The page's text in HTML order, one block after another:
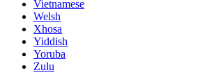
Vietnamese
Welsh
Xhosa
Yiddish
Yoruba
Zulu